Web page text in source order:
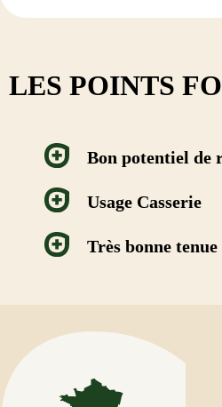
LES POINTS
Bon potentiel de
Usage Casserie
Très bonne